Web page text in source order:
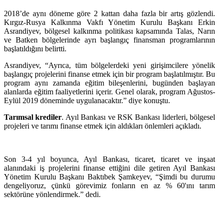
2018’de aynı döneme göre 2 kattan daha fazla bir artış gözlendi.
Kırgız-Rusya Kalkınma Vakfı Yönetim Kurulu Başkanı Erkin
Asrandiyev, bölgesel kalkınma politikası kapsamında Talas, Narın
ve Batken bölgelerinde ayrı başlangıç finansman programlarının
başlatıldığını belirtti.
Asrandiyev, “Ayrıca, tüm bölgelerdeki yeni girişimcilere yönelik
başlangıç projelerini finanse etmek için bir program başlatılmıştır. Bu
program aynı zamanda eğitim bileşenlerini, bugünden başlayan
alanlarda eğitim faaliyetlerini içerir. Genel olarak, program Ağustos-
Eylül 2019 döneminde uygulanacaktır.” diye konuştu.
Tarımsal krediler. Ayıl Bankası ve RSK Bankası liderleri, bölgesel
projeleri ve tarımı finanse etmek için aldıkları önlemleri açıkladı.
Son 3-4 yıl boyunca, Ayıl Bankası, ticaret, ticaret ve inşaat
alanındaki iş projelerini finanse ettiğini dile getiren Ayıl Bankası
Yönetim Kurulu Başkanı Baktıbek Şamkeyev, “Şimdi bu durumu
dengeliyoruz, çünkü görevimiz fonların en az % 60'ını tarım
sektörüne yönlendirmek.” dedi.